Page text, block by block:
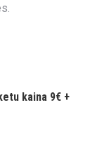
kaina 9€ +